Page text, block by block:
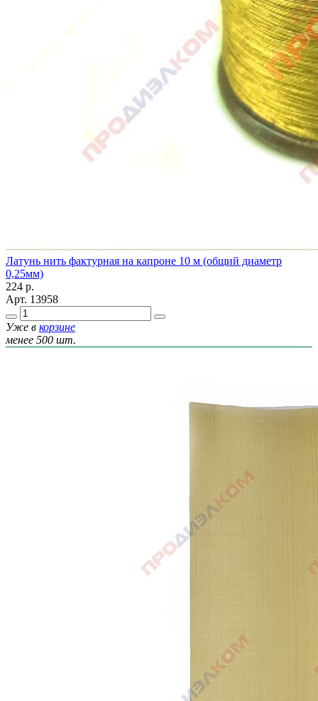
Латунь нить фактурная на капроне 10 м (общий диаметр
0,25мм)
224 р.
Арт. 13958
Уже в корзине
менее 500 шт.